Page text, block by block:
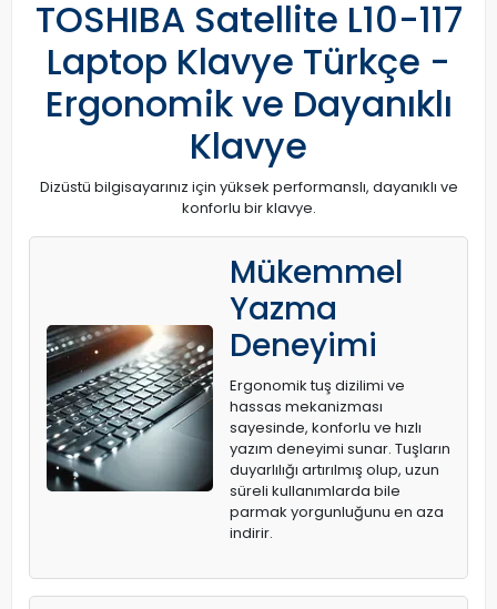
TOSHIBA Satellite L10-117
Laptop Klavye Türkçe -
Ergonomik ve Dayanıklı
Klavye
Dizüstü bilgisayarınız için yüksek performanslı, dayanıklı ve
konforlu bir klavye.
Mükemmel
Yazma
Deneyimi
Ergonomik tuş dizilimi ve
hassas mekanizması
sayesinde, konforlu ve hızlı
yazım deneyimi sunar. Tuşların
duyarlılığı artırılmış olup, uzun
süreli kullanımlarda bile
parmak yorgunluğunu en aza
indirir.